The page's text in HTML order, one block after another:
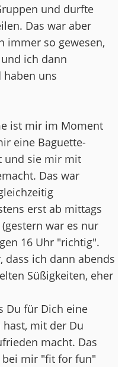
und durfte
Das war aber
immer so gewesen,
ich dann
haben uns
ist mir im Moment
eine Baguette-
und sie mir mit
Das war
erst ab mittags
war es nur
16 Uhr "richtig".
dass ich dann abends
Süßigkeiten, eher
Du für Dich eine
mit der Du
macht. Das
bei mir "fit for fun"